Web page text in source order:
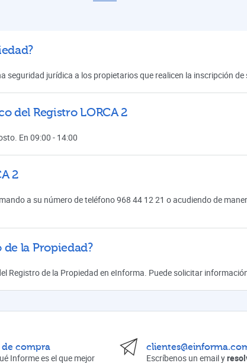
jurídica a los propietarios que realicen la inscripción
del Registro LORCA 2
En 09:00 - 14:00
2
a su número de teléfono 968 44 12 21 o acudiendo de
la Propiedad?
Registro de la Propiedad en eInforma. Puede solicitar
de compra
Informe es el que mejor Escríbenos un email y